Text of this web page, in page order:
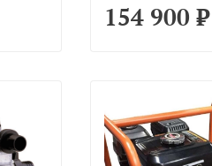
154 900 ₽